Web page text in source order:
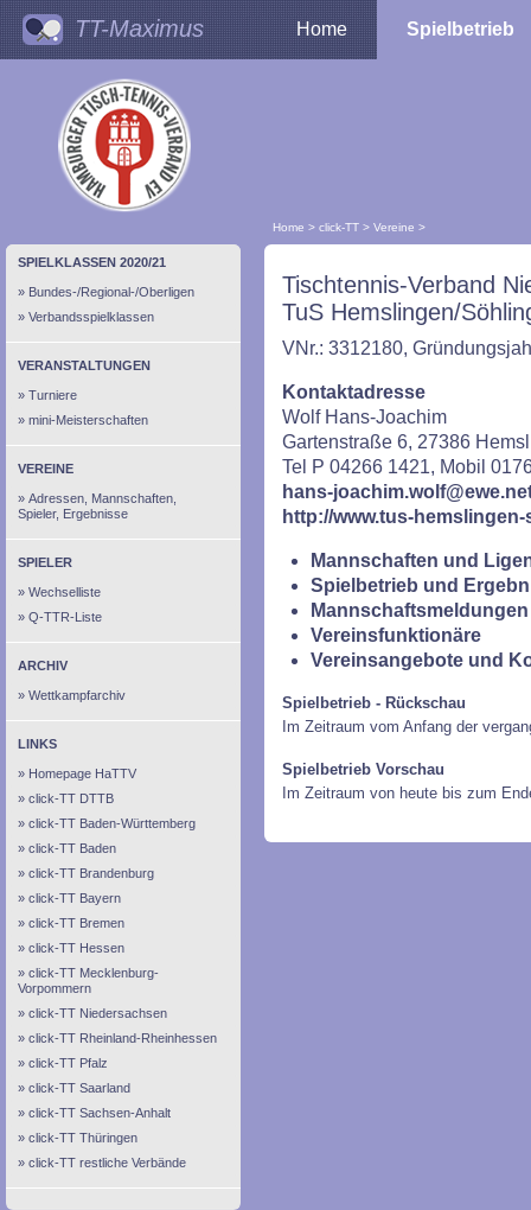
TT-Maximus Home Spielbetrieb
Home > click-TT > Vereine >
SPIELKLASSEN 2020/21
Bundes-/Regional-/Oberligen
Verbandsspielklassen
VERANSTALTUNGEN
Turniere
mini-Meisterschaften
VEREINE
Adressen, Mannschaften,
Spieler, Ergebnisse
SPIELER
Wechselliste
Q-TTR-Liste
ARCHIV
Wettkampfarchiv
LINKS
Homepage HaTTV
click-TT DTTB
click-TT Baden-Württemberg
click-TT Baden
click-TT Brandenburg
click-TT Bayern
click-TT Bremen
click-TT Hessen
click-TT Mecklenburg-
Vorpommern
click-TT Niedersachsen
click-TT Rheinland-Rheinhessen
click-TT Pfalz
click-TT Saarland
click-TT Sachsen-Anhalt
click-TT Thüringen
click-TT restliche Verbände
Tischtennis-Verband
TuS Hemslingen/
VNr.: 3312180,
Kontaktadresse
Wolf Hans-Joachim
Gartenstraße 6, 27386
Tel P 04266 1421, Mobil
hans-
http://www.tus-
Mannschaften und
Spielbetrieb und
Vereinsfunktionäre
Vereinsangebote und
Spielbetrieb - Rückschau
Im Zeitraum vom Anfang der
Spielbetrieb Vorschau
Im Zeitraum von heute bis zum